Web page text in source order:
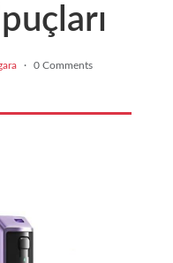
· 0 Comments